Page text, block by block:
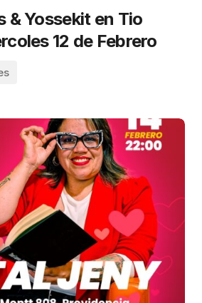
& Yossekit en Tio
12 de Febrero